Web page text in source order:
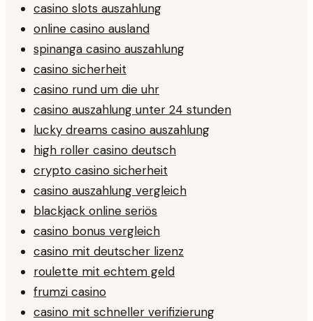
casino slots auszahlung
online casino ausland
spinanga casino auszahlung
casino sicherheit
casino rund um die uhr
casino auszahlung unter 24 stunden
lucky dreams casino auszahlung
high roller casino deutsch
crypto casino sicherheit
casino auszahlung vergleich
blackjack online seriös
casino bonus vergleich
casino mit deutscher lizenz
roulette mit echtem geld
frumzi casino
casino mit schneller verifizierung